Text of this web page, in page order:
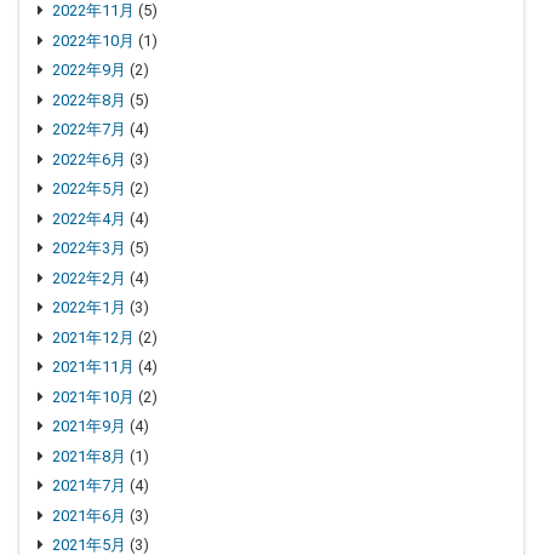
2022年11月 (5)
2022年10月 (1)
2022年9月 (2)
2022年8月 (5)
2022年7月 (4)
2022年6月 (3)
2022年5月 (2)
2022年4月 (4)
2022年3月 (5)
2022年2月 (4)
2022年1月 (3)
2021年12月 (2)
2021年11月 (4)
2021年10月 (2)
2021年9月 (4)
2021年8月 (1)
2021年7月 (4)
2021年6月 (3)
2021年5月 (3)